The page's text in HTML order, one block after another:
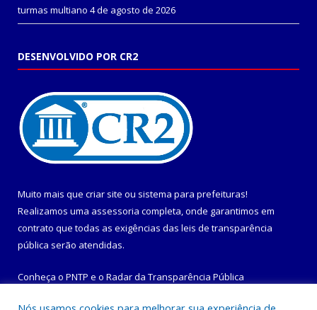
turmas multiano 4 de agosto de 2026
DESENVOLVIDO POR CR2
Muito mais que criar site ou sistema para prefeituras!
Realizamos uma assessoria completa, onde garantimos em
contrato que todas as exigências das leis de transparência
pública serão atendidas.
Conheça o PNTP e o Radar da Transparência Pública